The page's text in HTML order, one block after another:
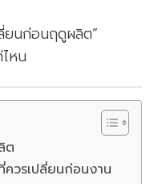
ยนก่อนฤดูผลิต”
หน
ต
วรเปลี่ยนก่อนงาน